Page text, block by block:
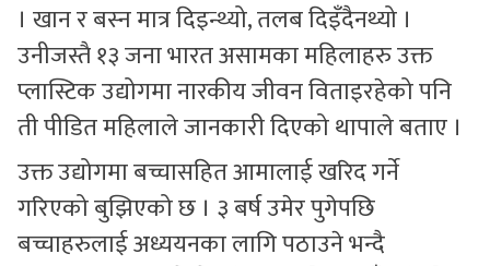
। खान र बस्न मात्र दिइन्थ्यो, तलब दिइँदैनथ्यो ।
उनीजस्तै १३ जना भारत असामका महिलाहरु उक्त
प्लास्टिक उद्योगमा नारकीय जीवन विताइरहेको पनि
ती पीडित महिलाले जानकारी दिएको थापाले बताए ।
उक्त उद्योगमा बच्चासहित आमालाई खरिद गर्ने
गरिएको बुझिएको छ । ३ बर्ष उमेर पुगेपछि
बच्चाहरुलाई अध्ययनका लागि पठाउने भन्दै